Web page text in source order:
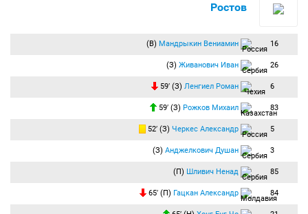
Ростов
(В) Мандрыкин Вениамин 16
(З) Живанович Иван 26
59′ (З) Ленгиел Роман 6
59′ (З) Рожков Михаил 83
52′ (З) Черкес Александр 5
(З) Анджелкович Душан 3
(П) Шливич Ненад 85
65′ (П) Гацкан Александр 84